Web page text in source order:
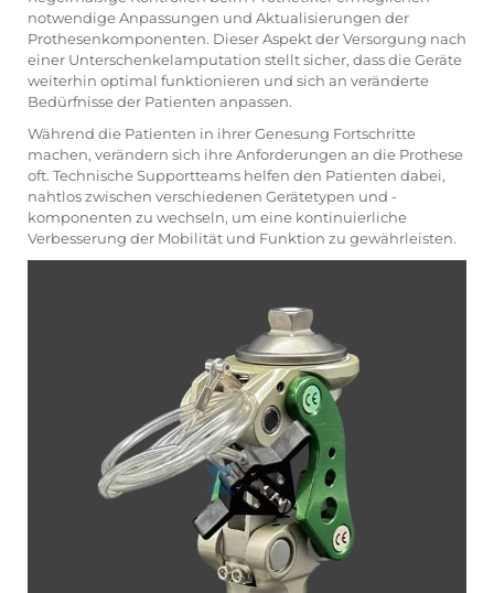
notwendige Anpassungen und Aktualisierungen der
Prothesenkomponenten. Dieser Aspekt der Versorgung nach
einer Unterschenkelamputation stellt sicher, dass die Geräte
weiterhin optimal funktionieren und sich an veränderte
Bedürfnisse der Patienten anpassen.
Während die Patienten in ihrer Genesung Fortschritte
machen, verändern sich ihre Anforderungen an die Prothese
oft. Technische Supportteams helfen den Patienten dabei,
nahtlos zwischen verschiedenen Gerätetypen und -
komponenten zu wechseln, um eine kontinuierliche
Verbesserung der Mobilität und Funktion zu gewährleisten.